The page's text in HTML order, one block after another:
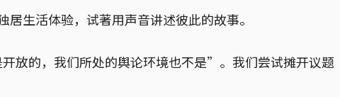
生活体验，试著用声音讲述彼此的故事。
放的，我们所处的舆论环境也不是”。我们尝试摊开议题